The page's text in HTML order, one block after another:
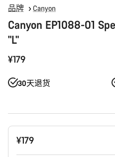
品牌 Canyon
Canyon EP1088-01
"L"
¥179
30天退货
产
¥179